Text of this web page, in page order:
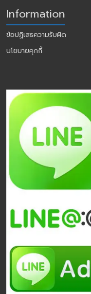
Information
ข้อปฏิเสธความรับผิด
นโยบายคุกกี้